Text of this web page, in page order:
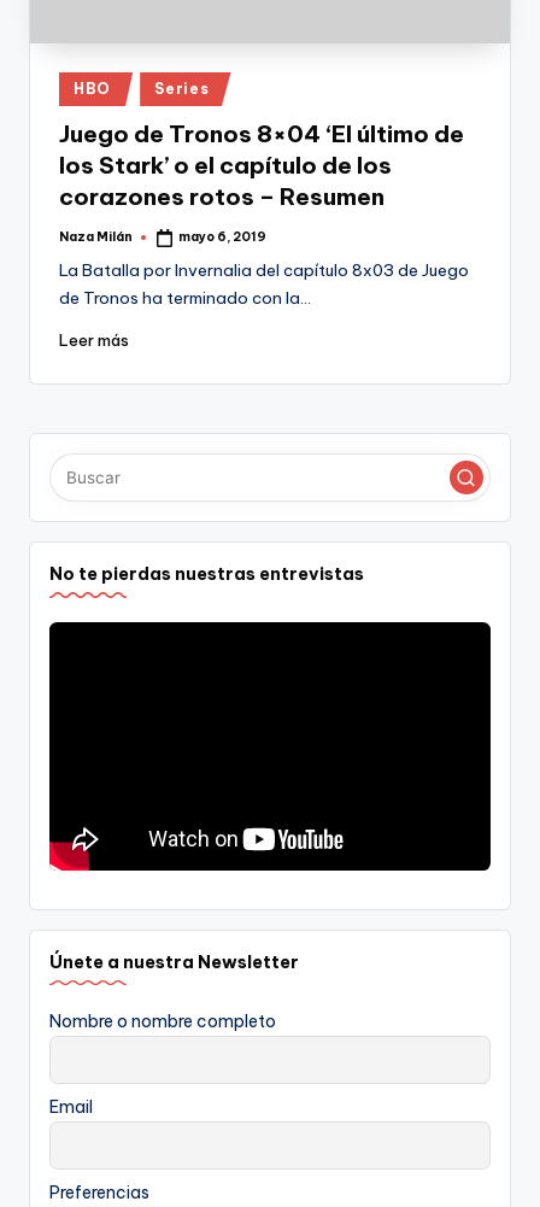
Publicado
en
HBO Series
Juego de Tronos 8×04 ‘El último de
los Stark’ o el capítulo de los
corazones rotos – Resumen
Publicado
Naza Milán mayo 6, 2019
La Batalla por Invernalia del capítulo 8x03 de Juego
de Tronos ha terminado con la…
Leer más
No te pierdas nuestras entrevistas
Únete a nuestra Newsletter
Nombre o nombre completo
Email
Preferencias